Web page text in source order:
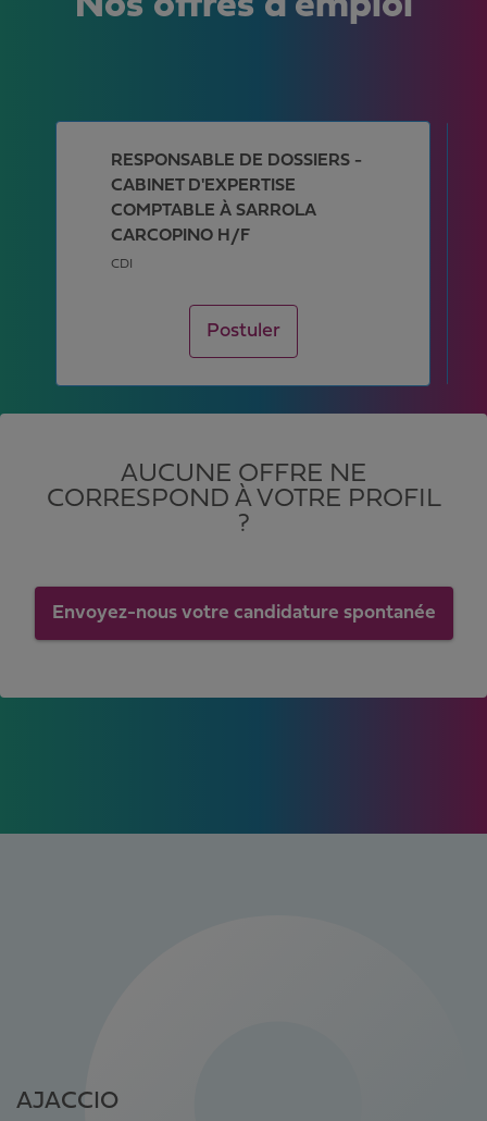
RESPONSABLE DE DOSSIERS -
CABINET D'EXPERTISE
COMPTABLE À SARROLA
CARCOPINO H/F
CDI
Postuler
AUCUNE OFFRE NE
CORRESPOND À VOTRE PROFIL
?
Envoyez-nous votre candidature spontanée
AJACCIO